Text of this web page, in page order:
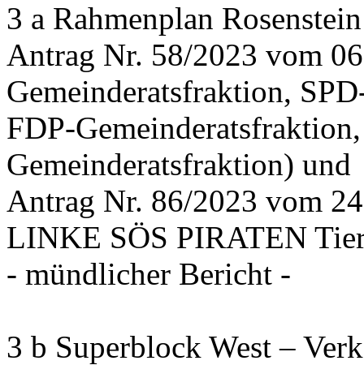
3 a Rahmenplan Rosenstein
Antrag Nr. 58/2023 vom
Gemeinderatsfraktion,
FDP-
Gemeinderatsfraktion) und
Antrag Nr. 86/2023 vom
LINKE SÖS PIRATEN
- mündlicher Bericht -
3 b Superblock West –